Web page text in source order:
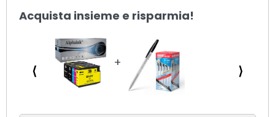
Acquista insieme e risparmia!
⟨ ⟩